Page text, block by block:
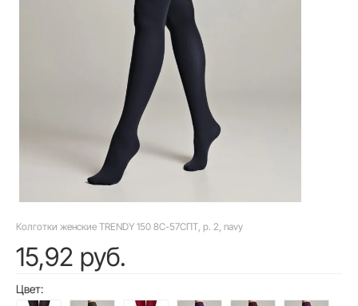
Колготки женские TRENDY 150 8С-57СПТ, p. 2, navy
15,92 руб.
Цвет: